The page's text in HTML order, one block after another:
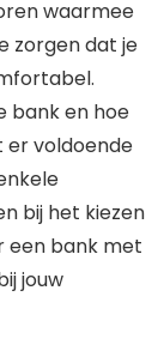
waarmee
zorgen dat je
bank en hoe
er voldoende
bij het kiezen
een bank met
jouw